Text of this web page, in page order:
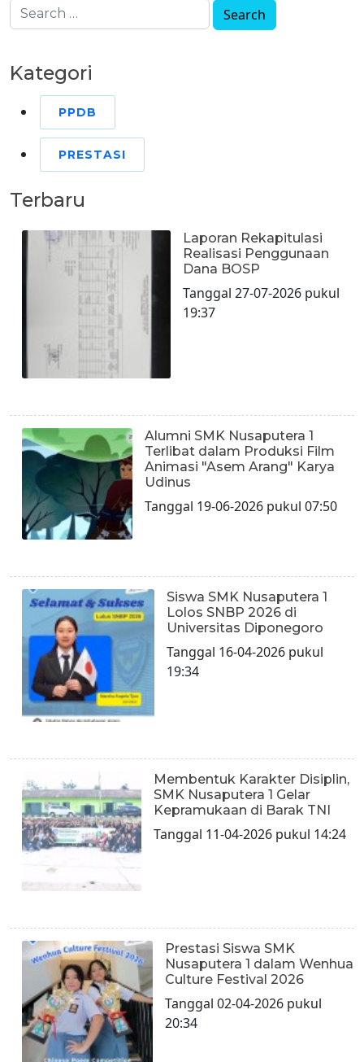
Kategori
PPDB
PRESTASI
Terbaru
Laporan Rekapitulasi
Realisasi Penggunaan
Dana BOSP
Tanggal 27-07-2026 pukul
19:37
Alumni SMK Nusaputera 1
Terlibat dalam Produksi Film
Animasi "Asem Arang" Karya
Udinus
Tanggal 19-06-2026 pukul 07:50
Siswa SMK Nusaputera 1
Lolos SNBP 2026 di
Universitas Diponegoro
Tanggal 16-04-2026 pukul
19:34
Membentuk Karakter Disiplin,
SMK Nusaputera 1 Gelar
Kepramukaan di Barak TNI
Tanggal 11-04-2026 pukul 14:24
Prestasi Siswa SMK
Nusaputera 1 dalam Wenhua
Culture Festival 2026
Tanggal 02-04-2026 pukul
20:34